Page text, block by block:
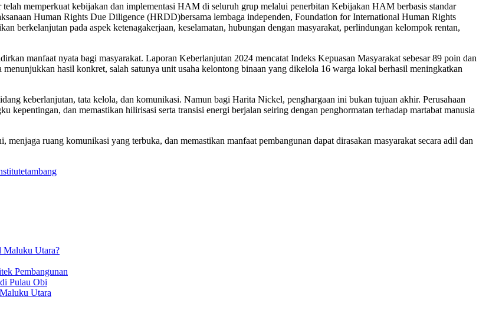
memperkuat kebijakan dan implementasi HAM di seluruh grup melalui penerbitan Kebijakan HAM berbasis standar
Human Rights Due Diligence (HRDD)bersama lembaga independen, Foundation for International Human Rights
berkelanjutan pada aspek ketenagakerjaan, keselamatan, hubungan dengan masyarakat, perlindungan kelompok rentan,
manfaat nyata bagi masyarakat. Laporan Keberlanjutan 2024 mencatat Indeks Kepuasan Masyarakat sebesar 89 poin dan
hasil konkret, salah satunya unit usaha kelontong binaan yang dikelola 16 warga lokal berhasil meningkatkan
keberlanjutan, tata kelola, dan komunikasi. Namun bagi Harita Nickel, penghargaan ini bukan tujuan akhir. Perusahaan
kepentingan, dan memastikan hilirisasi serta transisi energi berjalan seiring dengan penghormatan terhadap martabat manusia
ruang komunikasi yang terbuka, dan memastikan manfaat pembangunan dapat dirasakan masyarakat secara adil dan
tambang
Utara?
Pembangunan
Pulau Obi
Utara